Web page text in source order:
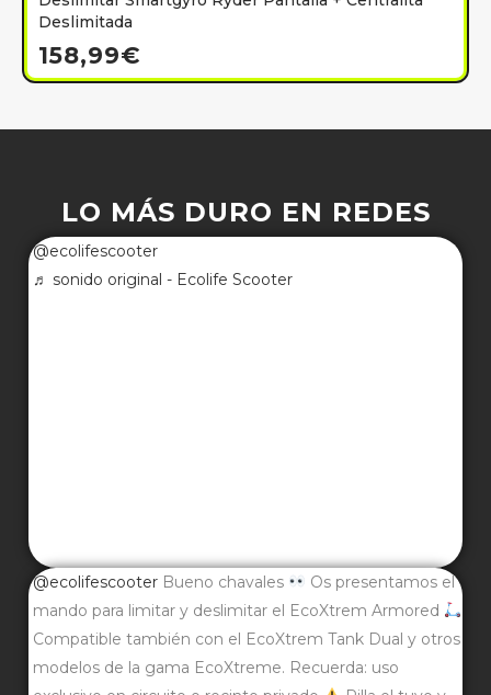
Deslimitada
158,99€
LO MÁS DURO EN REDES
@ecolifescooter
♬ sonido original - Ecolife Scooter
@ecolifescooter Bueno chavales
Os presentamos el
mando para limitar y deslimitar el EcoXtrem Armored
Compatible también con el EcoXtrem Tank Dual y otros
modelos de la gama EcoXtreme. Recuerda: uso